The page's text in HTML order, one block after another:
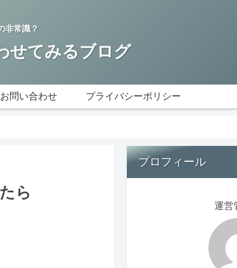
非常識？
せてみるブログ
お問い合わせ プライバシーポリシー
ら
プロフィール
運営